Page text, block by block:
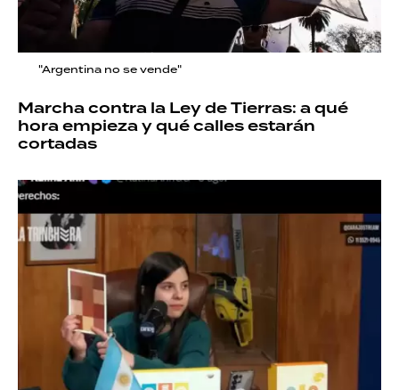
"Argentina no se vende"
Marcha contra la Ley de Tierras: a qué
hora empieza y qué calles estarán
cortadas